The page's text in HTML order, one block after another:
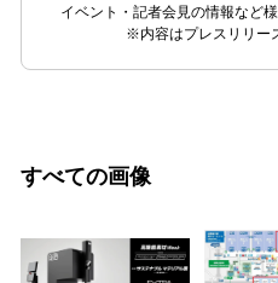
イベント・記者会見の情報など
※内容はプレスリリー
すべての画像